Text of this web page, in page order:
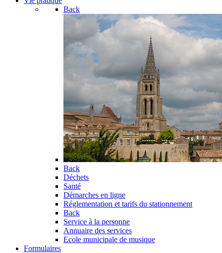
Back
Back
Déchets
Santé
Démarches en ligne
Réglementation et tarifs du stationnement
Back
Service à la personne
Annuaire des services
Ecole municipale de musique
Formulaires